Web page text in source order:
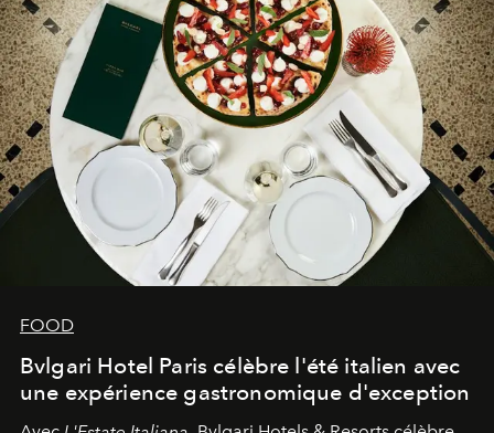
FOOD
Bvlgari Hotel Paris célèbre l'été italien avec
une expérience gastronomique d'exception